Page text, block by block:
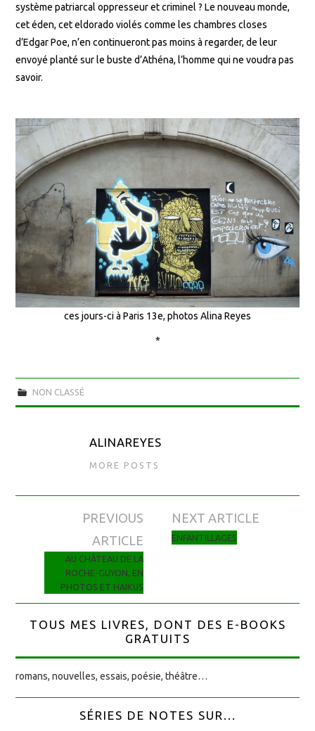
système patriarcal oppresseur et criminel ? Le nouveau monde,
cet éden, cet eldorado violés comme les chambres closes
d’Edgar Poe, n’en continueront pas moins à regarder, de leur
envoyé planté sur le buste d’Athéna, l’homme qui ne voudra pas
savoir.
ces jours-ci à Paris 13e, photos Alina Reyes
*
NON CLASSÉ
ALINAREYES
MORE POSTS
Navigation des articles
PREVIOUS
ARTICLE
AU CHÂTEAU DE LA
ROCHE-GUYON, EN
PHOTOS ET HAIKUS
NEXT ARTICLE
ENFANTILLAGES
TOUS MES LIVRES, DONT DES E-BOOKS
GRATUITS
romans, nouvelles, essais, poésie, théâtre…
SÉRIES DE NOTES SUR...